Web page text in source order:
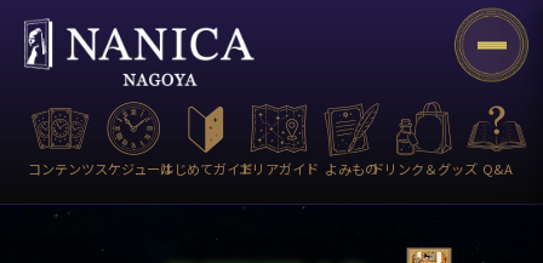
コンテンツスケジュールはじめてガイドエリアガイド よみものドリンク＆グッズ Q&A